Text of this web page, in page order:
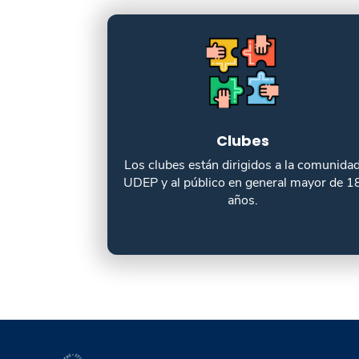
Clubes
Los clubes están dirigidos a la
UDEP y al público en general mayor de
años.